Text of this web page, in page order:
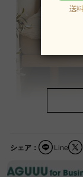
シェア： Line